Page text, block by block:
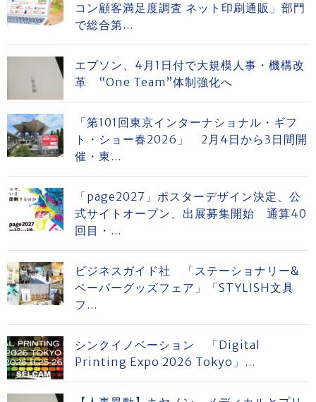
コン顧客満足度調査 ネット印刷通販」部門
で総合第...
エプソン、4月1日付で大規模人事・機構改
革 “One Team”体制強化へ
「第101回東京インターナショナル・ギフ
ト・ショー春2026」 2月4日から3日間開
催・東...
「page2027」ポスターデザイン決定、公
式サイトオープン、出展募集開始 通算40
回目・...
ビジネスガイド社 「ステーショナリー&
ペーパーグッズフェア」「STYLISH文具
フ...
シンクイノベーション 「Digital
Printing Expo 2026 Tokyo」...